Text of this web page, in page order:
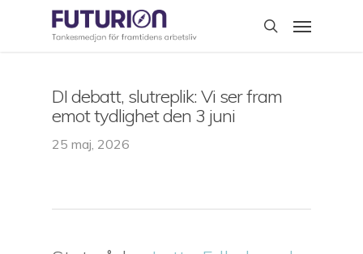
search
Menu
DI debatt, slutreplik: Vi ser fram
emot tydlighet den 3 juni
25 maj, 2026